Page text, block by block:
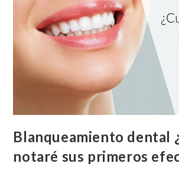
Blanqueamiento dental
notaré sus primeros